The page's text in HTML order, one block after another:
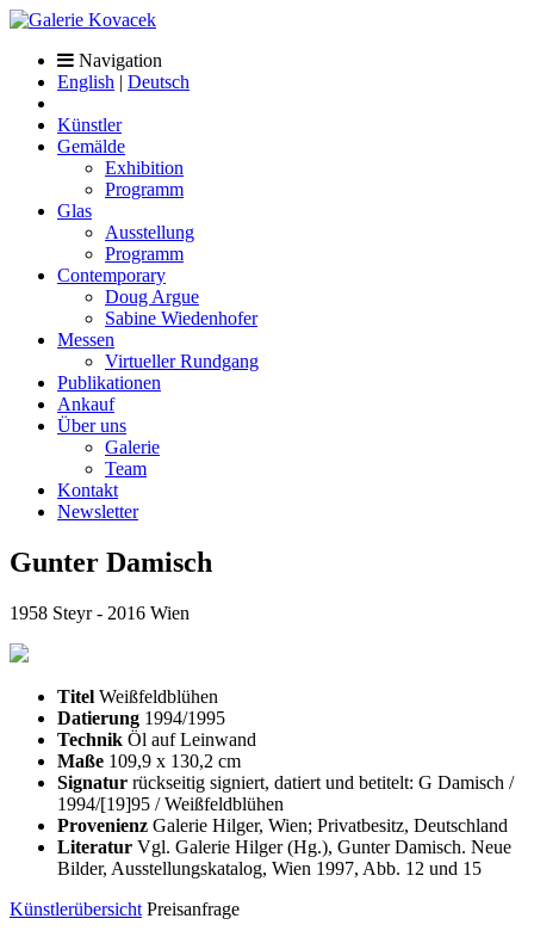
Navigation
English | Deutsch
Künstler
Gemälde
Exhibition
Programm
Glas
Ausstellung
Programm
Contemporary
Doug Argue
Sabine Wiedenhofer
Messen
Virtueller Rundgang
Publikationen
Ankauf
Über uns
Galerie
Team
Kontakt
Newsletter
Gunter Damisch
1958 Steyr - 2016 Wien
Titel Weißfeldblühen
Datierung 1994/1995
Technik Öl auf Leinwand
Maße 109,9 x 130,2 cm
Signatur rückseitig signiert, datiert und betitelt: G Damisch /
1994/[19]95 / Weißfeldblühen
Provenienz Galerie Hilger, Wien; Privatbesitz, Deutschland
Literatur Vgl. Galerie Hilger (Hg.), Gunter Damisch. Neue
Bilder, Ausstellungskatalog, Wien 1997, Abb. 12 und 15
Künstlerübersicht Preisanfrage